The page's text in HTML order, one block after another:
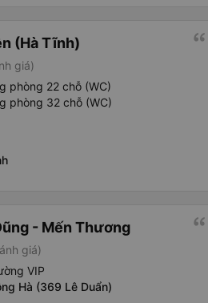
(Hà Tĩnh)
giá)
phòng 22 chỗ (WC)
phòng 32 chỗ (WC)
- Mến Thương
giá)
VIP
Hà (369 Lê Duẩn)